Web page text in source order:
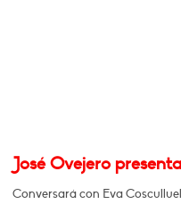
José Ovejero
Conversará con Eva